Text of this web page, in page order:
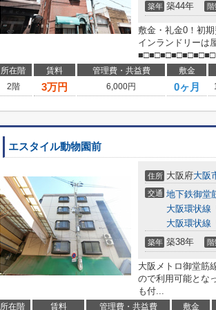
築年 築44年 階
敷金・礼金0！初
インランドリーは
所在階 賃料 管理費・共益費 敷金
2階
3万円 6,000円 0ヶ月
エスタイル動物園前
住所 大阪府大阪
交通 地下鉄御堂
大阪環状線
大阪環状線
築年 築38年 階
大阪メトロ御堂筋
ので利用可能とな
も付...
所在階 賃料 管理費・共益費 敷金